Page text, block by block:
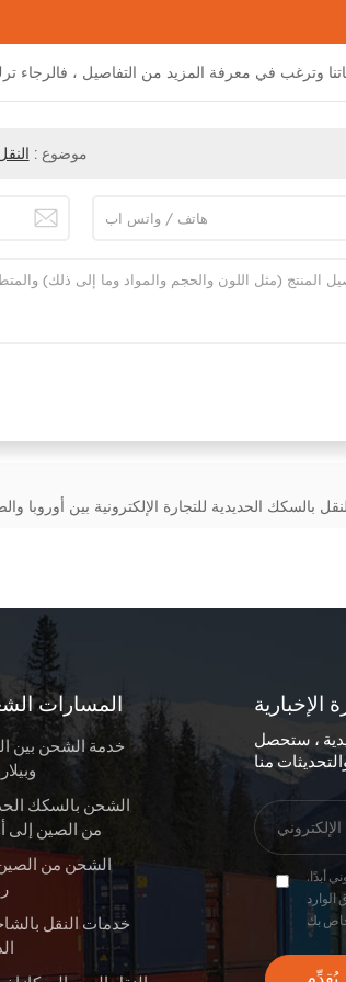
موضوع :
بالسكك الحديدية للتجارة الإلكترونية بين
المسارات
خدمة الشحن بين
الشحن بالسكك
من الصين إلى
الشحن من
خدمات النقل
الإخبارية
، ستحصل
أبدًا.
الوارد